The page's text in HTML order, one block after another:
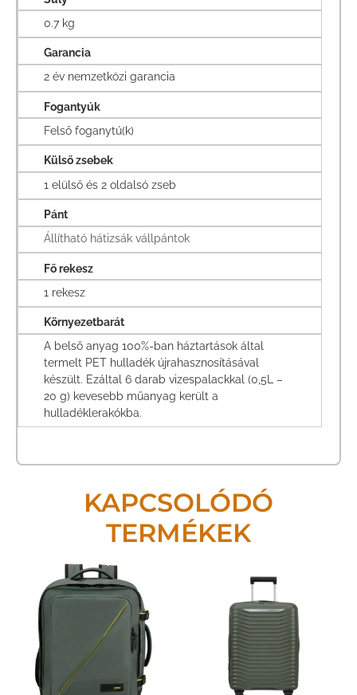
0.7 kg
Garancia
2 év nemzetközi garancia
Fogantyúk
Felső foganytú(k)
Külső zsebek
1 elülső és 2 oldalsó zseb
Pánt
Állítható hátizsák vállpántok
Fő rekesz
1 rekesz
Környezetbarát
A belső anyag 100%-ban háztartások által
termelt PET hulladék újrahasznosításával
készült. Ezáltal 6 darab vizespalackkal (0,5L –
20 g) kevesebb műanyag került a
hulladéklerakókba.
KAPCSOLÓDÓ
TERMÉKEK